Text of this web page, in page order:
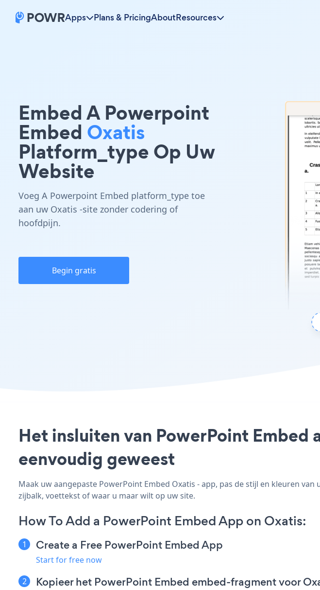
Apps Plans & PricingAboutResources
Embed A Powerpoint
Embed Oxatis
Platform_type Op Uw
Website
Voeg A Powerpoint Embed platform_type toe
aan uw Oxatis -site zonder codering of
hoofdpijn.
Begin gratis
Het insluiten van PowerPoint Embed
eenvoudig geweest
Maak uw aangepaste PowerPoint Embed Oxatis - app, pas de stijl en kleuren
zijbalk, voettekst of waar u maar wilt op uw site.
How To Add a PowerPoint Embed App on Oxatis:
Create a Free PowerPoint Embed App
Start for free now
Kopieer het PowerPoint Embed embed-fragment voor